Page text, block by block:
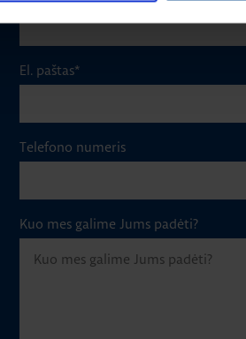
El. paštas*
Telefono numeris
Kuo mes galime Jums padėti?